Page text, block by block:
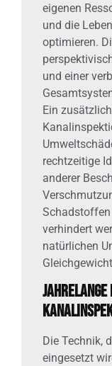
eigenen
und die
optimieren.
und einer
Ein
rechtzeitige
anderer
Schadstoffen
verhindert
natürlichen
Die Technik,
eingesetzt